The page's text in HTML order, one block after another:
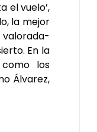
el vuelo’,
la mejor
valorada-
En la
los
Álvarez,